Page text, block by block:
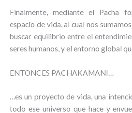
Finalmente, mediante el Pacha
espacio de vida, al cual nos
buscar equilibrio entre el
seres humanos, y el entorno global
ENTONCES PACHAKAMANI…
…es un proyecto de vida, una
todo ese universo que hace y